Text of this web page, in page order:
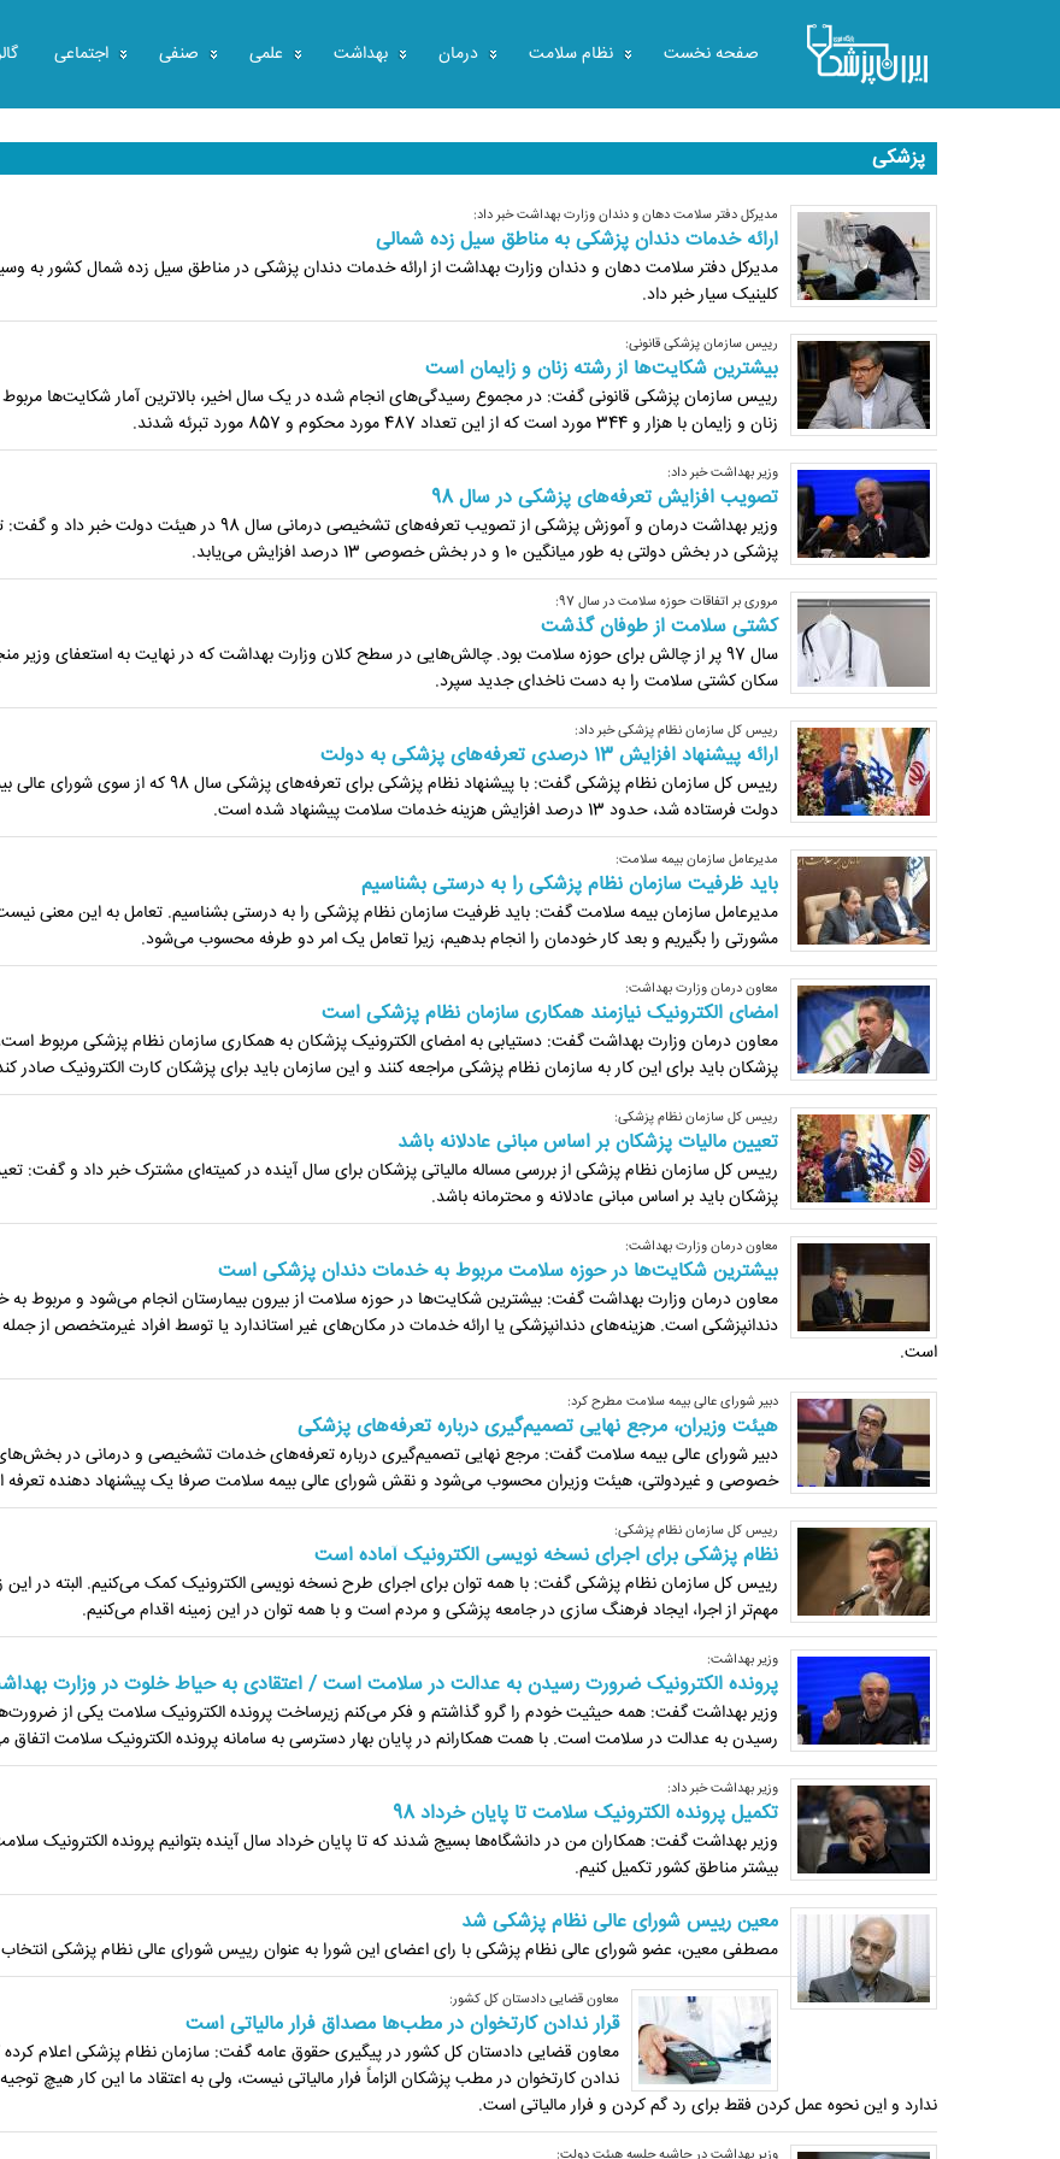
صفحه نخست نظام سلامت درمان بهداشت علمی صنفی اجتماعی
پزشکی
مدیرکل دفتر سلامت دهان و دندان وزارت بهداشت خبر داد:
ارائه خدمات دندان پزشکی به مناطق سیل زده شمالی
مدیرکل دفتر سلامت دهان و دندان وزارت بهداشت از ارائه خدمات دندان پزشکی در مناطق سیل زده شمال کشور به
کلینیک سیار خبر داد.
رییس سازمان پزشکی قانونی:
بیشترین شکایت‌ها از رشته زنان و زایمان است
رییس سازمان پزشکی قانونی گفت: در مجموع رسیدگی‌های انجام شده در یک سال اخیر، بالاترین آمار شکایت‌ها
زنان و زایمان با هزار و 344 مورد است که از این تعداد 487 مورد محکوم و 857 مورد تبرئه شدند.
وزیر بهداشت خبر داد:
تصویب افزایش تعرفه‌های پزشکی در سال 98
وزیر بهداشت درمان و آموزش پزشکی از تصویب تعرفه‌های تشخیصی درمانی سال 98 در هیئت
پزشکی در بخش دولتی به طور میانگین 10 و در بخش خصوصی 13 درصد افزایش می‌یابد.
مروری بر اتفاقات حوزه سلامت در سال 97:
کشتی سلامت از طوفان گذشت
سال 97 پر از چالش برای حوزه سلامت بود. چالش‌هایی در سطح کلان وزارت بهداشت که در نهایت به ‏استعفای وزیر
سکان کشتی سلامت را به دست ناخدای جدید سپرد.
رییس کل سازمان نظام پزشکی خبر داد:
ارائه پیشنهاد افزایش 13 درصدی تعرفه‌های پزشکی به دولت
رییس کل سازمان نظام پزشکی گفت: با پیشنهاد نظام پزشکی برای تعرفه‌های پزشکی سال 98 که از
دولت فرستاده شد، حدود 13 درصد افزایش هزینه خدمات سلامت پیشنهاد شده است.
مدیرعامل سازمان بیمه سلامت:
باید ظرفیت سازمان نظام پزشکی را به درستی بشناسیم
مدیرعامل سازمان بیمه سلامت گفت: باید ظرفیت سازمان نظام پزشکی را به درستی بشناسیم. تعامل به این معنی
‏مشورتی را بگیریم و بعد کار خودمان را انجام بدهیم، زیرا تعامل یک امر دو طرفه محسوب می‌شود.
معاون درمان وزارت بهداشت:
امضای الکترونیک نیازمند همکاری سازمان نظام پزشکی است
معاون درمان وزارت بهداشت گفت: دستیابی به امضای الکترونیک پزشکان به همکاری سازمان نظام پزشکی مربوط است،
پزشکان باید برای این کار به سازمان نظام پزشکی مراجعه کنند و این سازمان باید برای پزشکان کارت الکترونیک صادر
رییس کل سازمان نظام پزشکی:
تعیین مالیات پزشکان بر اساس مبانی عادلانه باشد
رییس کل سازمان نظام پزشکی از بررسی مساله مالیاتی پزشکان برای سال آینده در کمیته‌ای مشترک خبر داد و گفت:
پزشکان باید بر اساس مبانی عادلانه و محترمانه باشد.
معاون درمان وزارت بهداشت:
بیشترین شکایت‌ها در حوزه سلامت مربوط به خدمات ‏دندان پزشکی است
معاون درمان وزارت بهداشت گفت: بیشترین شکایت‌ها در حوزه سلامت از بیرون بیمارستان انجام می‌شود و مربوط به
‏دندانپزشکی است. هزینه‌های دندانپزشکی یا ارائه خدمات در مکان‌های غیر استاندارد یا توسط افراد غیرمتخصص از جمله
است.‏
دبیر شورای عالی بیمه سلامت مطرح کرد:
هیئت وزیران، مرجع نهایی تصمیم‌گیری درباره تعرفه‌های پزشکی
دبیر شورای عالی بیمه سلامت گفت: مرجع نهایی تصمیم‌گیری درباره تعرفه‌های خدمات تشخیصی و درمانی در
خصوصی و غیردولتی، هیئت وزیران محسوب می‌شود و نقش شورای عالی بیمه سلامت صرفا یک پیشنهاد دهنده
رییس کل سازمان نظام پزشکی:
نظام پزشکی برای اجرای نسخه نویسی الکترونیک آماده است
رییس کل سازمان نظام پزشکی گفت: با همه توان برای اجرای طرح نسخه نویسی الکترونیک کمک ‏می‌کنیم. البته در این
مهم‌تر از اجرا، ایجاد فرهنگ سازی در جامعه پزشکی و مردم است و با همه توان در این زمینه اقدام ‏می‌کنیم.‏
وزیر بهداشت:
پرونده الکترونیک ضرورت رسیدن به عدالت در سلامت است / اعتقادی به حیاط خلوت در وزارت
وزیر بهداشت گفت: همه حیثیت خودم را گرو گذاشتم و فکر می‌کنم زیرساخت پرونده الکترونیک سلامت یکی از
رسیدن به عدالت در سلامت است. با همت همکارانم در پایان بهار دسترسی به سامانه پرونده الکترونیک سلامت اتفاق
وزیر بهداشت خبر داد:
تکمیل پرونده الکترونیک سلامت تا پایان خرداد 98
وزیر بهداشت گفت: همکاران من در دانشگاه‌ها بسیج شدند که تا پایان خرداد سال آینده بتوانیم پرونده الکترونیک
بیشتر مناطق کشور تکمیل کنیم.
معین رییس شورای عالی نظام پزشکی شد
مصطفی معین، عضو شورای عالی نظام پزشکی با رای اعضای این شورا به عنوان رییس شورای عالی نظام پزشکی
معاون قضایی دادستان کل کشور:
قرار ندادن کارتخوان در مطب‌ها مصداق فرار مالیاتی است
معاون قضایی دادستان کل کشور در پیگیری حقوق عامه گفت: سازمان نظام پزشکی اعلام کرده
ندادن کارتخوان در مطب پزشکان الزاماً فرار مالیاتی نیست، ولی به اعتقاد ما این کار هیچ
ندارد و این نحوه عمل کردن فقط برای رد گم کردن و فرار مالیاتی است.
وزیر بهداشت در حاشیه جلسه هیئت دولت: